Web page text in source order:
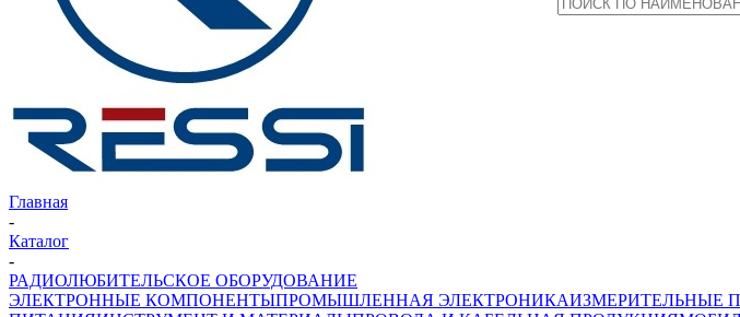
Главная
-
Каталог
-
РАДИОЛЮБИТЕЛЬСКОЕ ОБОРУДОВАНИЕ
ЭЛЕКТРОННЫЕ КОМПОНЕНТЫПРОМЫШЛЕННАЯ ЭЛЕКТРОНИКАИЗМЕРИТЕЛЬНЫЕ